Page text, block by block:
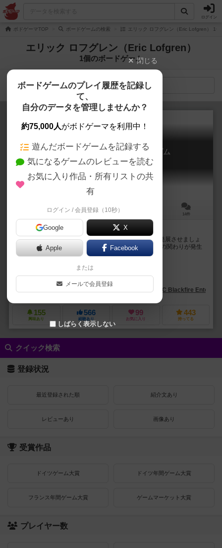
ログイン
ボドゲーマTOP ボードゲームの検索 エリック ロフグレン（Eric Lofgren） 1
エリック ロフグレン（Eric Lofgren）
1個のボードゲーム
検索メニュー
ライナー・クニツィアのキングダム
Kingdoms
45分前後 14件
領地から資源を集めて自国を潤せ！タイル配置ゲーム
一国の領主となり、自国の土地から資源や金を得て、発展させましょ
う。 ときにはモンスターとの戦いや、他プレイヤーとの関わりが発生
し、何を先に行うか悩みどころです。 ...
ライナー・クニツィア（Reiner Knizia）
ADCブラックファイア・エンターテイメント（ADC Blackfire
155
興味あり
566
経験あり
99
お気に入り
443
持ってる
クイック検索
登録状況
最近登録された順 紹介文あり
レビューあり 画像あり
受賞作品
ドイツゲーム大賞 ドイツ年間ゲーム大賞
フランス年間ゲーム大賞 ゲームマーケット大賞
プレイヤー数
閉じる
ボードゲームのプレイ履歴を記録し
て、
自分のデータを管理しませんか？
約75,000人がボドゲーマを利用中！
遊んだボードゲームを記録する
気になるゲームのレビューを読む
お気に入り作品・所有リストの共
有
ログイン / 会員登録（10秒）
Google X
Apple Facebook
または
メールで会員登録
しばらく表示しない